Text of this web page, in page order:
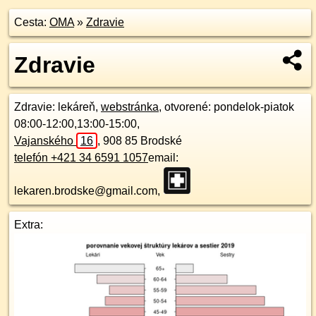
Cesta: OMA» Zdravie
Zdravie
Zdravie: lekáreň, webstránka, otvorené: pondelok-piatok
08:00-12:00,13:00-15:00,
Vajanského
16 , 908 85 Brodské
telefón +421 34 6591 1057email:
lekaren.brodske@gmail.com,
Extra: